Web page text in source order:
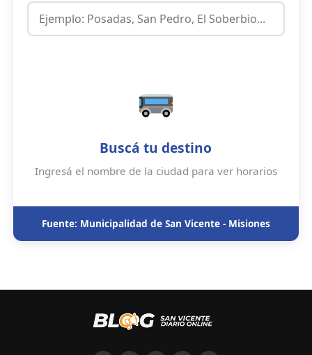
Buscá tu destino
Ingresá el nombre de la ciudad para ver horarios
Fuente: Municipalidad de San Vicente - Misiones